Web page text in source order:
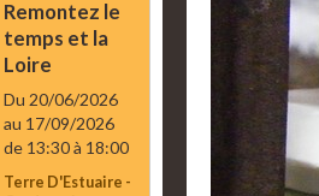
Remontez le
temps et la
Loire
Du 20/06/2026
au 17/09/2026
de 13:30à 18:00
Terre D'Estuaire -